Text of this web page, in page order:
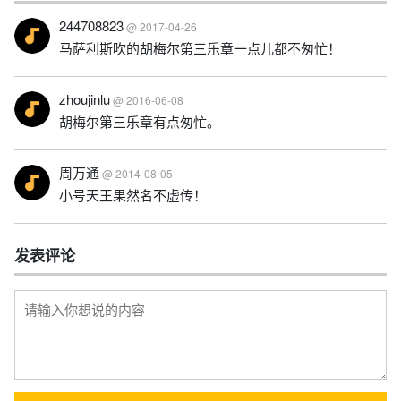
244708823@ 2017-04-26
马萨利斯吹的胡梅尔第三乐章一点儿都不匆忙！
zhoujinlu@ 2016-06-08
胡梅尔第三乐章有点匆忙。
周万通@ 2014-08-05
小号天王果然名不虚传！
发表评论